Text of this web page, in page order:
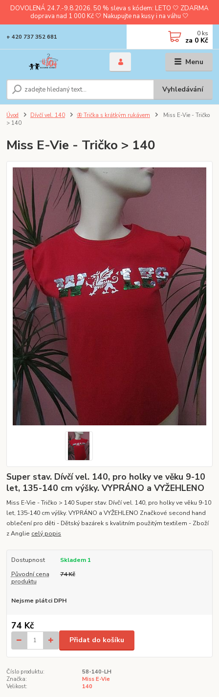
DOVOLENÁ 24.7.-9.8.2026. 50 % sleva s kódem: LETO 🤍 ZDARMA
doprava nad 1 000 Kč 🤍 Nakupujte na kusy i na váhu 🤍
Menu
Vyhledávání
+ 420 737 352 681 0 ks
za 0 Kč
Úvod Dívčí vel. 140 🦋 Trička s krátkým rukávem
Miss E-Vie - Tričko
> 140
Miss E-Vie - Tričko > 140
Super stav. Dívčí vel. 140, pro holky ve věku 9-10
let, 135-140 cm výšky. VYPRÁNO a VYŽEHLENO
Miss E-Vie - Tričko > 140 Super stav. Dívčí vel. 140, pro holky ve věku 9-10
let, 135-140 cm výšky. VYPRÁNO a VYŽEHLENO Značkové second hand
oblečení pro děti - Dětský bazárek s kvalitním použitým textilem - Zboží
z Anglie celý popis
Dostupnost
Skladem 1
Původní cena
produktu
74 Kč
Nejsme plátci DPH
74 Kč
Přidat do košíku
Číslo produktu:
58-140-LH
Značka:
Miss E-Vie
Velikost:
140